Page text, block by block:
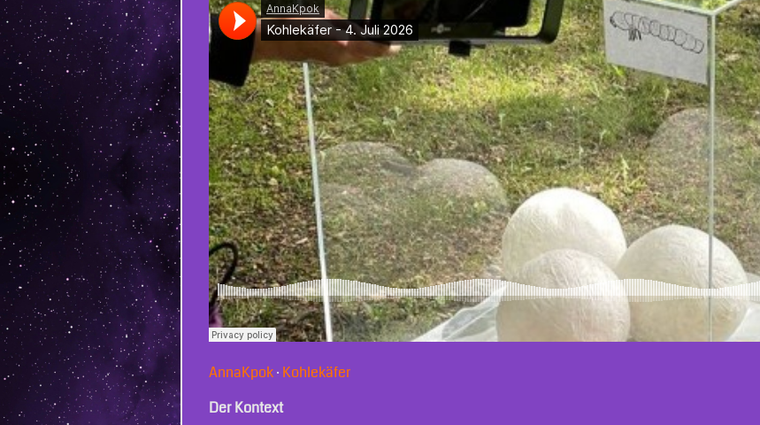
AnnaKpok· Kohlekäfer
Der Kontext